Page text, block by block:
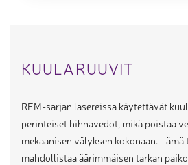
KUULARUUVIT
REM-sarjan lasereissa käytettävät
perinteiset hihnavedot, mikä poistaa
mekaanisen välyksen kokonaan.
mahdollistaa äärimmäisen tarkan